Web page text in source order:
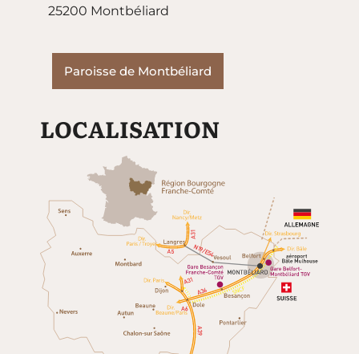
25200 Montbéliard
Paroisse de Montbéliard
LOCALISATION